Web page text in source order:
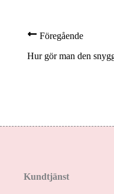
Föregående
Hur gör man den
Kundtjänst